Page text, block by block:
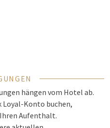
hängen vom Hotel ab.
Loyal-Konto buchen,
Aufenthalt.